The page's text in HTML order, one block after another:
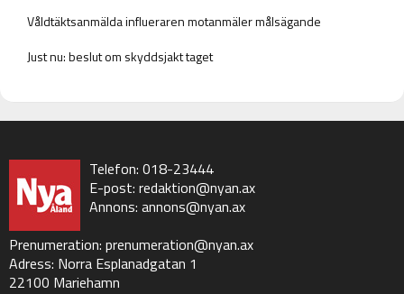
Våldtäktsanmälda influeraren motanmäler målsägande
Just nu: beslut om skyddsjakt taget
Telefon: 018-23444
E-post: redaktion@nyan.ax
Annons: annons@nyan.ax
Prenumeration: prenumeration@nyan.ax
Adress: Norra Esplanadgatan 1
22100 Mariehamn